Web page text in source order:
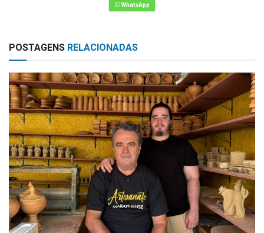
POSTAGENS RELACIONADAS